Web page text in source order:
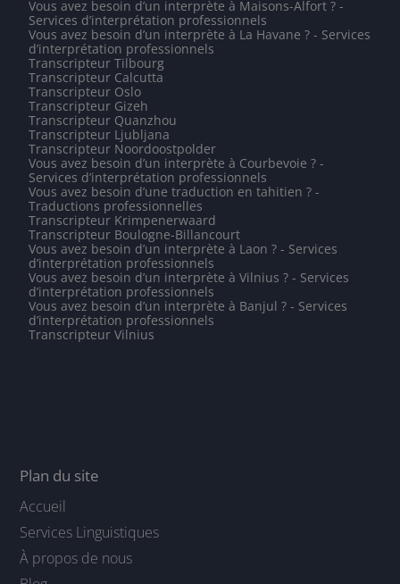
Vous avez besoin d’un interprète à Maisons-Alfort ? -
Services d’interprétation professionnels
Vous avez besoin d’un interprète à La Havane ? - Services
d’interprétation professionnels
Transcripteur Tilbourg
Transcripteur Calcutta
Transcripteur Oslo
Transcripteur Gizeh
Transcripteur Quanzhou
Transcripteur Ljubljana
Transcripteur Noordoostpolder
Vous avez besoin d’un interprète à Courbevoie ? -
Services d’interprétation professionnels
Vous avez besoin d’une traduction en tahitien ? -
Traductions professionnelles
Transcripteur Krimpenerwaard
Transcripteur Boulogne-Billancourt
Vous avez besoin d’un interprète à Laon ? - Services
d’interprétation professionnels
Vous avez besoin d’un interprète à Vilnius ? - Services
d’interprétation professionnels
Vous avez besoin d’un interprète à Banjul ? - Services
d’interprétation professionnels
Transcripteur Vilnius
Plan du site
Accueil
Services Linguistiques
À propos de nous